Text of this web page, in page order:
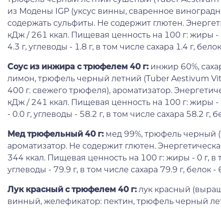
из Модены IGP (уксус винны, сваренное
содержать сульфиты. Не содержит глютен.
кДж / 261 ккал. Пищевая ценность на 100 г: жиры
4.3 г, углеводы - 1.8 г, в том числе сахара 1.4 г,
Соус из инжира с трюфелем 40 г: инжир 60%,
лимон, трюфель черный летний (Tuber Aestivum
400 г. свежего трюфеля), ароматизатор.
кДж / 241 ккал. Пищевая ценность на 100 г: жиры
- 0.0 г, углеводы - 58.2 г, в том числе сахара 58.2 г,
Мед трюфельный 40 г: мед 99%, трюфель черный
ароматизатор. Не содержит глютен.
344 ккал. Пищевая ценность на 100 г: жиры - 0 г,
углеводы - 79.9 г, в том числе сахара 79.9 г, белок -
Лук красный с трюфелем 40 г: лук красный
винный, желефикатор: пектин, трюфель черный